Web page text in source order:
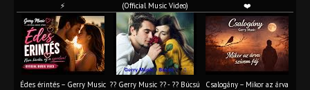
⚡
(Official Music Video)
❤️
Édes érintés – Gerry Music ?? Gerry Music ?? - ?? Búcsú
Csalogány – Mikor az árva